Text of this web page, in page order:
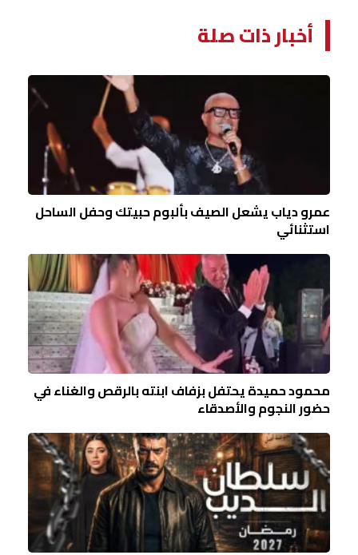
أخبار ذات صلة
عمرو دياب يشعل الصيف بألبوم حبيتك وحفل الساحل
استثنائي
محمود حميدة يحتفل بزفاف ابنته بالرقص والغناء في
حضور النجوم والأصدقاء